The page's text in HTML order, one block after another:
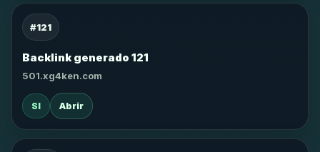
#121
Backlink generado 121
501.xg4ken.com
SI Abrir